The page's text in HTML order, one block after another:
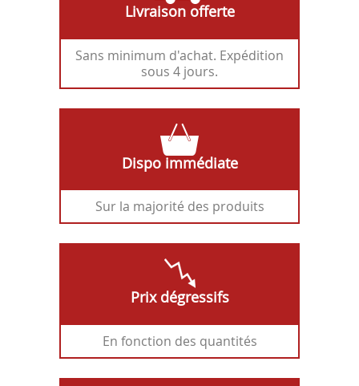
Livraison offerte
Sans minimum d'achat. Expédition
sous 4 jours.
Dispo immédiate
Sur la majorité des produits
Prix dégressifs
En fonction des quantités